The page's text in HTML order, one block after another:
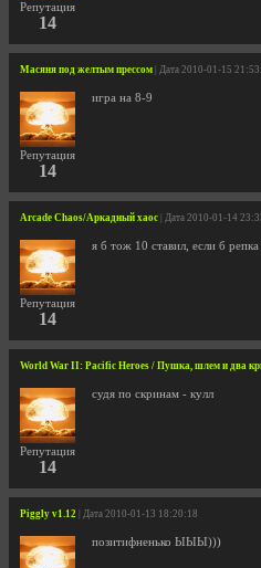
Репутация
14
Масяня под желтым прессом | Дата 2010-01-15
Репутация
14
игра на 8-9
Arcade Chaos/Аркадный хаос | Дата 2010-01-14
Репутация
14
я б тож 10 ставил, если б
World War II: Pacific Heroes / Пушка, шлем и два
Репутация
14
судя по скринам - кулл
Piggly v1.12 | Дата 2010-01-13 18:20:18
позитифненько ЫЫЫ)))